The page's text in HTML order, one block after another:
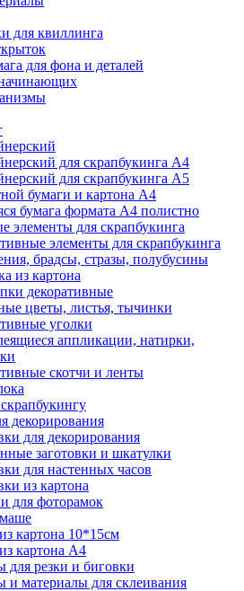
для квиллинга
для фона и деталей
для скрапбукинга А4
для скрапбукинга А5
бумаги и картона А4
бумага формата А4 полистно
элементы для скрапбукинга
элементы для скрапбукинга
брадсы, стразы, полубусины
из картона
декоративные
цветы, листья, тычинки
уголки
аппликации, натирки,
скотчи и ленты
декорирования
для декорирования
заготовки и шкатулки
для настенных часов
из картона
для фоторамок
картона 10*15см
картона А4
для резки и биговки
и материалы для склеивания